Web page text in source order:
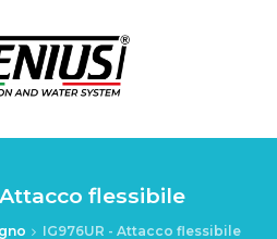
Attacco flessibile
IG976UR - Attacco flessibile